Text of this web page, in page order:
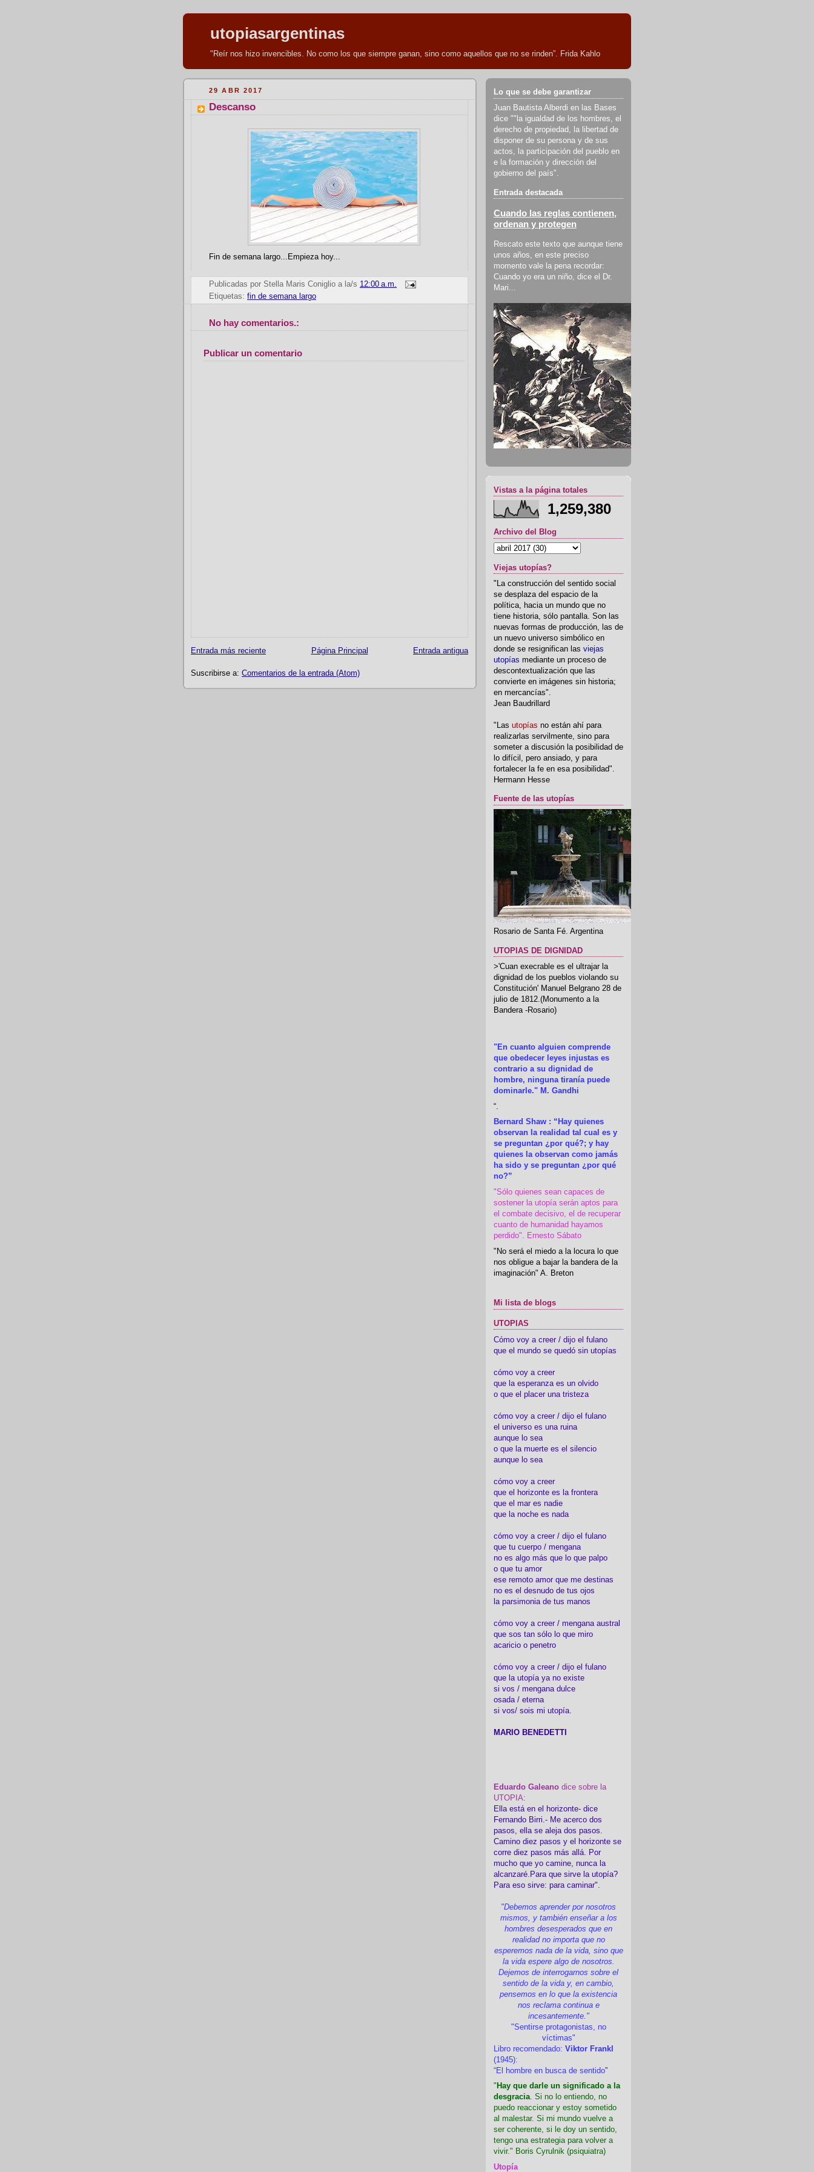
utopiasargentinas
"Reír nos hizo invencibles. No como los que siempre ganan, sino como aquellos que no se rinden”. Frida Kahlo
29 ABR 2017
Descanso
Fin de semana largo...Empieza hoy...
Publicadas por Stella Maris Coniglio a la/s 12:00 a.m.
Etiquetas: fin de semana largo
No hay comentarios.:
Publicar un comentario
Entrada más reciente Entrada antigua
Página Principal
Suscribirse a: Comentarios de la entrada (Atom)
Lo que se debe garantizar
Juan Bautista Alberdi en las Bases
dice ""la igualdad de los hombres, el
derecho de propiedad, la libertad de
disponer de su persona y de sus
actos, la participación del pueblo en
e la formación y dirección del
gobierno del país".
Entrada destacada
Cuando las reglas contienen,
ordenan y protegen
Rescato este texto que aunque tiene
unos años, en este preciso
momento vale la pena recordar:
Cuando yo era un niño, dice el Dr.
Mari...
Vistas a la página totales
1,259,380
Archivo del Blog
Viejas utopías?
"La construcción del sentido social
se desplaza del espacio de la
política, hacia un mundo que no
tiene historia, sólo pantalla. Son las
nuevas formas de producción, las de
un nuevo universo simbólico en
donde se resignifican las viejas
utopías mediante un proceso de
descontextualización que las
convierte en imágenes sin historia;
en mercancías".
Jean Baudrillard
"Las utopías no están ahí para
realizarlas servilmente, sino para
someter a discusión la posibilidad de
lo difícil, pero ansiado, y para
fortalecer la fe en esa posibilidad".
Hermann Hesse
Fuente de las utopías
Rosario de Santa Fé. Argentina
UTOPIAS DE DIGNIDAD
>'Cuan execrable es el ultrajar la
dignidad de los pueblos violando su
Constitución' Manuel Belgrano 28 de
julio de 1812.(Monumento a la
Bandera -Rosario)
"En cuanto alguien comprende
que obedecer leyes injustas es
contrario a su dignidad de
hombre, ninguna tiranía puede
dominarle." M. Gandhi
“.
Bernard Shaw : “Hay quienes
observan la realidad tal cual es y
se preguntan ¿por qué?; y hay
quienes la observan como jamás
ha sido y se preguntan ¿por qué
no?”
"Sólo quienes sean capaces de
sostener la utopía serán aptos para
el combate decisivo, el de recuperar
cuanto de humanidad hayamos
perdido". Ernesto Sábato
"No será el miedo a la locura lo que
nos obligue a bajar la bandera de la
imaginación" A. Breton
Mi lista de blogs
UTOPIAS
Cómo voy a creer / dijo el fulano
que el mundo se quedó sin utopías
cómo voy a creer
que la esperanza es un olvido
o que el placer una tristeza
cómo voy a creer / dijo el fulano
el universo es una ruina
aunque lo sea
o que la muerte es el silencio
aunque lo sea
cómo voy a creer
que el horizonte es la frontera
que el mar es nadie
que la noche es nada
cómo voy a creer / dijo el fulano
que tu cuerpo / mengana
no es algo más que lo que palpo
o que tu amor
ese remoto amor que me destinas
no es el desnudo de tus ojos
la parsimonia de tus manos
cómo voy a creer / mengana austral
que sos tan sólo lo que miro
acaricio o penetro
cómo voy a creer / dijo el fulano
que la utopía ya no existe
si vos / mengana dulce
osada / eterna
si vos/ sois mi utopía.
MARIO BENEDETTI
Eduardo Galeano dice sobre la
UTOPIA:
Ella está en el horizonte- dice
Fernando Birri.- Me acerco dos
pasos, ella se aleja dos pasos.
Camino diez pasos y el horizonte se
corre diez pasos más allá. Por
mucho que yo camine, nunca la
alcanzaré.Para que sirve la utopía?
Para eso sirve: para caminar".
"Debemos aprender por nosotros
mismos, y también enseñar a los
hombres desesperados que en
realidad no importa que no
esperemos nada de la vida, sino que
la vida espere algo de nosotros.
Dejemos de interrogarnos sobre el
sentido de la vida y, en cambio,
pensemos en lo que la existencia
nos reclama continua e
incesantemente."
"Sentirse protagonistas, no
víctimas"
Libro recomendado: Viktor Frankl
(1945):
“El hombre en busca de sentido”
" Hay que darle un significado a la
desgracia. Si no lo entiendo, no
puedo reaccionar y estoy sometido
al malestar. Si mi mundo vuelve a
ser coherente, si le doy un sentido,
tengo una estrategia para volver a
vivir." Boris Cyrulnik (psiquiatra)
Utopía